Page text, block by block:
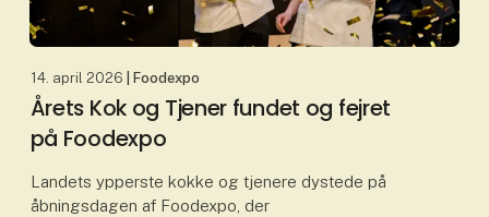
14. april 2026 | Foodexpo
Årets Kok og Tjener fundet og fejret
på Foodexpo
Landets ypperste kokke og tjenere dystede på
åbningsdagen af Foodexpo, der